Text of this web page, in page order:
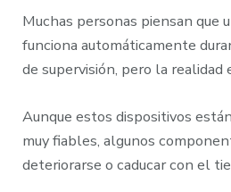
Muchas personas piensan que
funciona automáticamente
de supervisión, pero la realidad
Aunque estos dispositivos
muy fiables, algunos
deteriorarse o caducar con el